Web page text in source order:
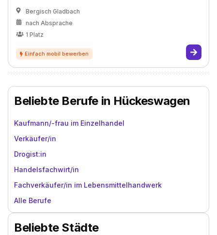
Bergisch Gladbach
nach Absprache
1 Platz
Beliebte Berufe in Hückeswagen
Kaufmann/-frau im Einzelhandel
Verkäufer/in
Drogist:in
Handelsfachwirt/in
Fachverkäufer/in im Lebensmittelhandwerk
Alle Berufe
Beliebte Städte